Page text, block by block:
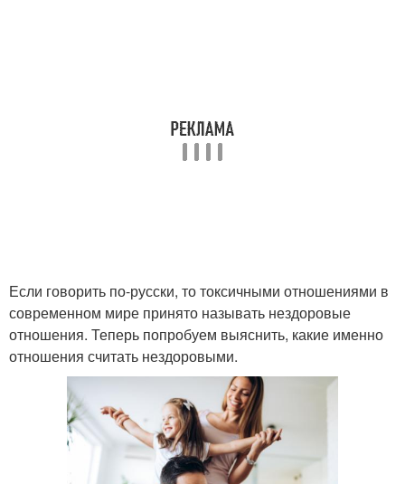
Если говорить по-русски, то токсичными отношениями в
современном мире принято называть нездоровые
отношения. Теперь попробуем выяснить, какие именно
отношения считать нездоровыми.